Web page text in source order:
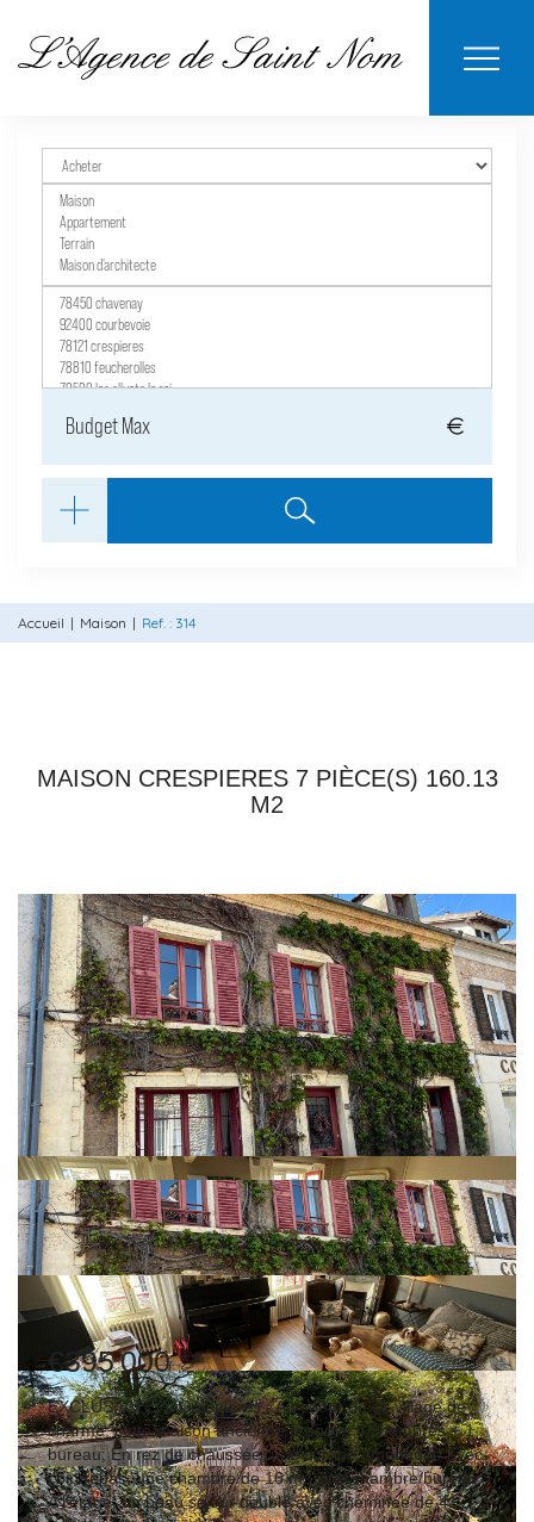
ACHETERLOUER
BIENS
NOTRE
CONTACT
ESTIMER MON
Accueil Maison Ref. : 314
MAISON CRESPIERES 7 PIÈCE(S) 160.13
M2
€395 000 **
EXCLUSIVITE, à Crespières - Au coeur de ce village de
charme, cette maison ancienne propose 4 chambres + 1
bureau; En rez de chaussée, une cuisine aménagée avec
coin repas, une chambre de 16 m², une chambre/bureau.
A l'étage, un beau séjour double avec cheminée de 41